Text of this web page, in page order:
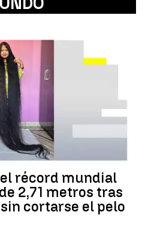
récord mundial
2,71 metros tras
cortarse el pelo